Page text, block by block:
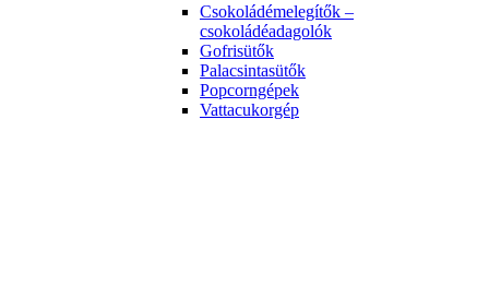
Csokoládémelegítők –
csokoládéadagolók
Gofrisütők
Palacsintasütők
Popcorngépek
Vattacukorgép